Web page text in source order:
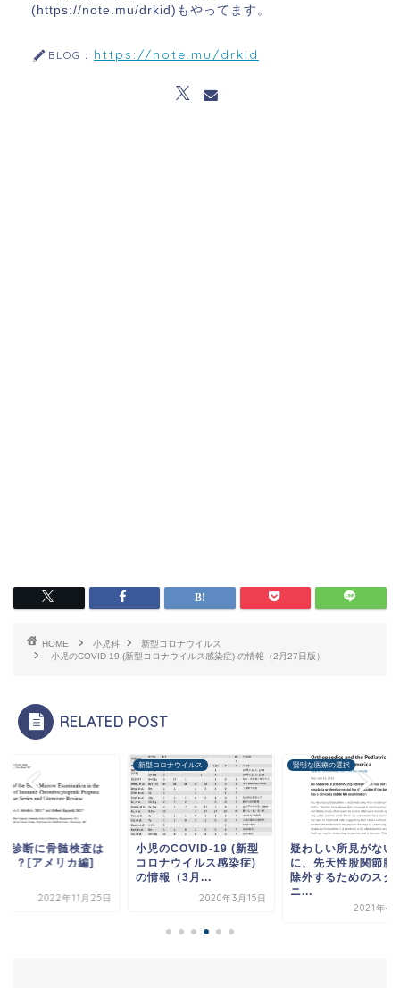
(https://note.mu/drkid)もやってます。
BLOG： https://note.mu/drkid
HOME 小児科
新型コロナウイルス
小児のCOVID-19 (新型コロナウイルス感染症) の情報（2月27日版）
RELATED POST
診断に骨髄検査は
！？[アメリカ編]
2022年11月25日
新型コロナウイルス
小児のCOVID-19 (新型
コロナウイルス感染症)
の情報（3月...
2020年3月15日
賢明な医療の選択
疑わしい所見がない
に、先天性股関節脱
除外するためのスク
ニ...
2021年4